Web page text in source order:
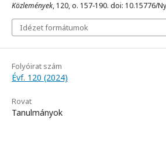
Közlemények, 120, o. 157-190. doi: 10.15776/
Idézet formátumok
Folyóirat szám
Évf. 120 (2024)
Rovat
Tanulmányok